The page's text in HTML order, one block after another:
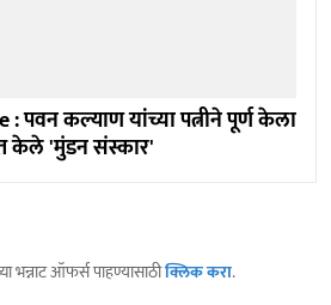
पवन कल्याण यांच्या पत्नीने पूर्ण केला
केले 'मुंडन संस्कार'
भन्नाट ऑफर्स पाहण्यासाठीक्लिक करा.